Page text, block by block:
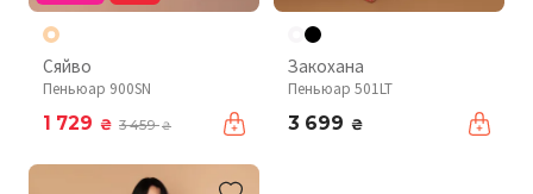
Сяйво
Пеньюар 900SN
1 729 ₴ 3 459₴
Закохана
Пеньюар 501LT
3 699 ₴